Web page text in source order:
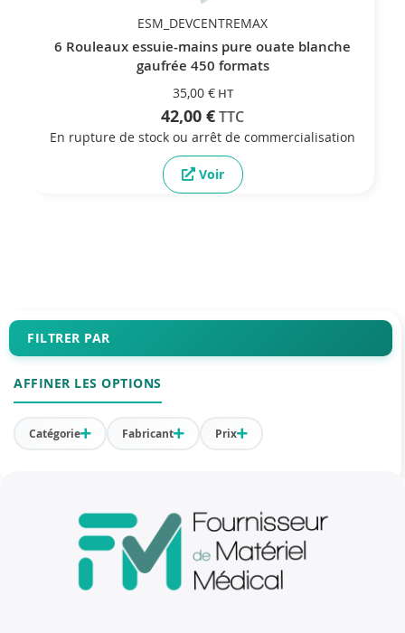
ESM_DEVCENTREMAX
6 Rouleaux essuie-mains pure ouate blanche
gaufrée 450 formats
35,00 €
42,00 €
En rupture de stock ou arrêt de commercialisation
Voir
FILTRER PAR
AFFINER LES OPTIONS
Catégorie Fabricant Prix